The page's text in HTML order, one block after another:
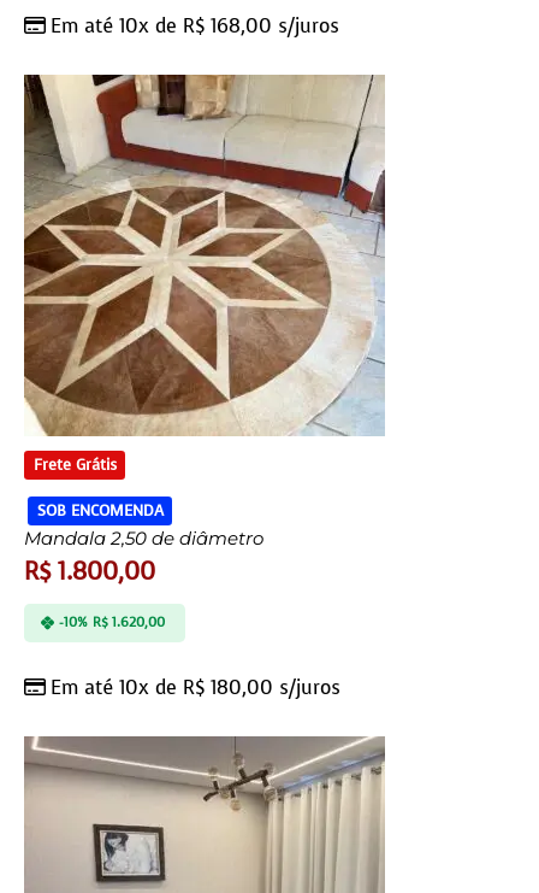
Em até 10x de R$ 168,00 s/juros
Frete Grátis
SOB ENCOMENDA
Mandala 2,50 de diâmetro
R$1.800,00
Em até 10x de R$ 180,00 s/juros
-10% R$1.620,00